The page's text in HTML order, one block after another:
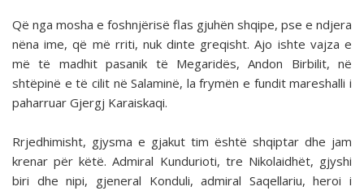
Që nga mosha e foshnjërisë flas gjuhën shqipe, pse e ndjera
nëna ime, që më rriti, nuk dinte greqisht. Ajo ishte vajza e
më të madhit pasanik të Megaridës, Andon Birbilit, në
shtëpinë e të cilit në Salaminë, la frymën e fundit mareshalli i
paharruar Gjergj Karaiskaqi.
Rrjedhimisht, gjysma e gjakut tim është shqiptar dhe jam
krenar për këtë. Admiral Kundurioti, tre Nikolaidhët, gjyshi
biri dhe nipi, gjeneral Konduli, admiral Saqellariu, heroi i